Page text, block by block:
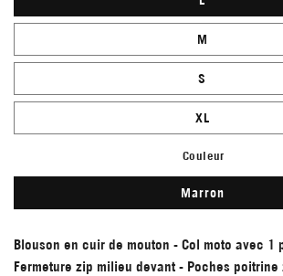
M
S
XL
Couleur
Marron
Blouson en cuir de mouton - Col moto avec 1
Fermeture zip milieu devant - Poches poitrine